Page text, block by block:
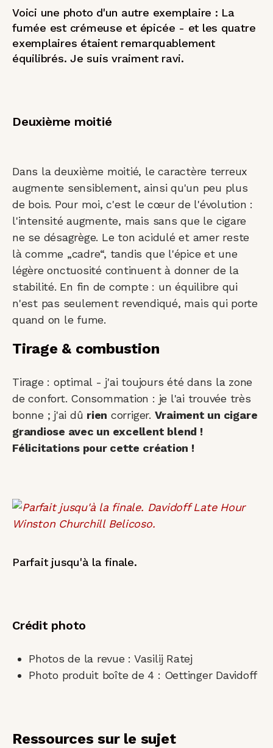
Voici une photo d'un autre exemplaire : La
fumée est crémeuse et épicée - et les quatre
exemplaires étaient remarquablement
équilibrés. Je suis vraiment ravi.
Deuxième moitié
Dans la deuxième moitié, le caractère terreux
augmente sensiblement, ainsi qu'un peu plus
de bois. Pour moi, c'est le cœur de l'évolution :
l'intensité augmente, mais sans que le cigare
ne se désagrège. Le ton acidulé et amer reste
là comme „cadre“, tandis que l'épice et une
légère onctuosité continuent à donner de la
stabilité. En fin de compte : un équilibre qui
n'est pas seulement revendiqué, mais qui porte
quand on le fume.
Tirage & combustion
Tirage : optimal - j'ai toujours été dans la zone
de confort. Consommation : je l'ai trouvée très
bonne ; j'ai dû rien corriger. Vraiment un cigare
grandiose avec un excellent blend !
Félicitations pour cette création !
Parfait jusqu'à la finale.
Crédit photo
Photos de la revue : Vasilij Ratej
Photo produit boîte de 4 : Oettinger Davidoff
Ressources sur le sujet